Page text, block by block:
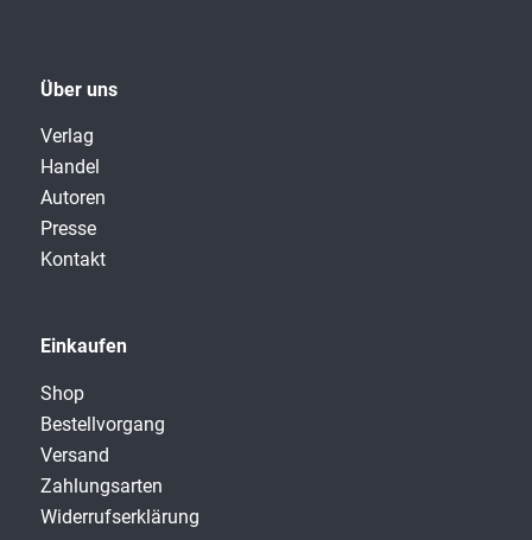
Über uns
Verlag
Handel
Autoren
Presse
Kontakt
Einkaufen
Shop
Bestellvorgang
Versand
Zahlungsarten
Widerrufserklärung